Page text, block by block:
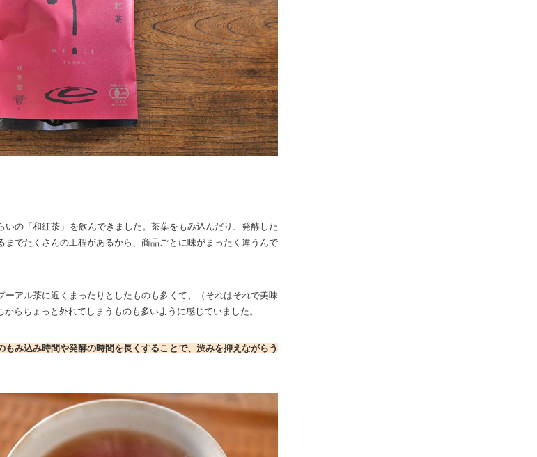
いの「和紅茶」を飲んできました。茶葉をもみ込んだり、発酵した
までたくさんの工程があるから、商品ごとに味がまったく違うんで
ーアル茶に近くまったりとしたものも多くて、（それはそれで美味
らちょっと外れてしまうものも多いように感じていました。
もみ込み時間や発酵の時間を長くすることで、渋みを抑えながらう